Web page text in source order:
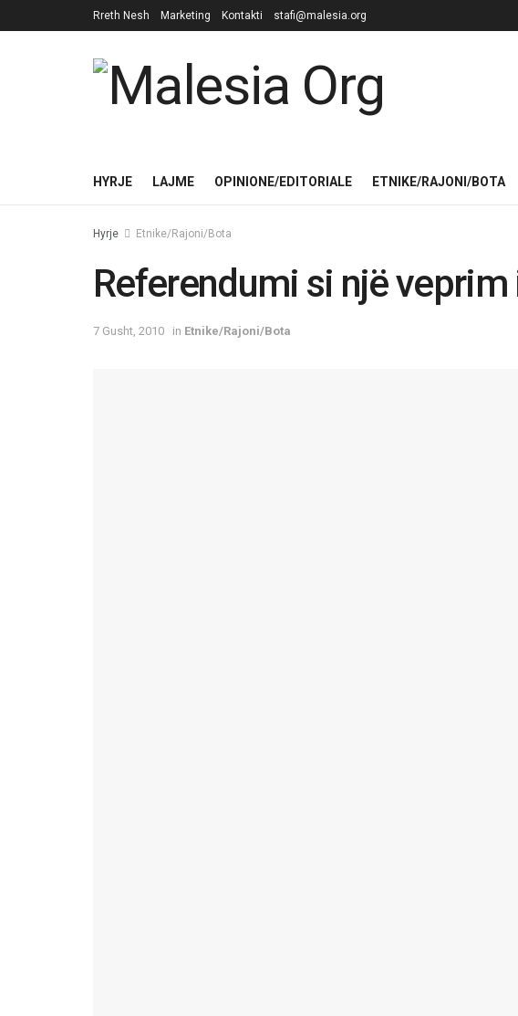
Rreth Nesh Marketing Kontakti stafi@malesia.org
HYRJE LAJME OPINIONE/EDITORIALE ETNIKE/RAJONI/BOTA
Hyrje Etnike/Rajoni/Bota
Referendumi si një
7 Gusht, 2010 in Etnike/Rajoni/Bota